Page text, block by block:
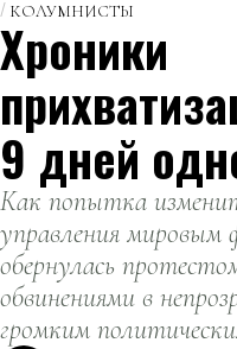
КОЛУМНИСТЫ
Хроники
9 дней
Как попытка
управления
обернулась
обвинениями в
громким